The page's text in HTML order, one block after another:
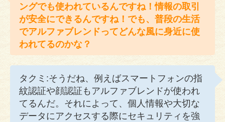
ングでも使われているんですね！情報の取引
が安全にできるんですね！でも、普段の生活
でアルファブレンドってどんな風に身近に使
われてるのかな？
タクミ:そうだね、例えばスマートフォンの指
紋認証や顔認証もアルファブレンドが使われ
てるんだ。それによって、個人情報や大切な
データにアクセスする際にセキュリティを強